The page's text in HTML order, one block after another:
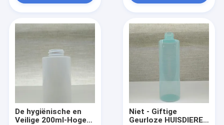
De hygiënische en
Veilige 200ml-Hoge
Niet - Giftige
Geurloze HUISDIEREN